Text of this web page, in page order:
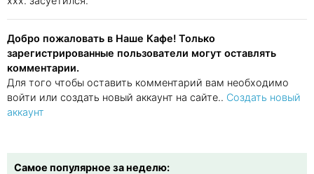
Добро пожаловать в Наше Кафе! Только
зарегистрированные пользователи могут оставлять
комментарии.
Для того чтобы оставить комментарий вам необходимо
войти или создать новый аккаунт на сайте.. Создать новый
аккаунт
Самое популярное за неделю: